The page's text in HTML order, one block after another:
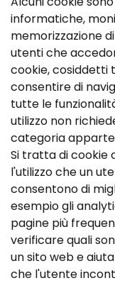
informatiche,
memorizzazione
utenti che
cookie, cosiddetti
consentire di
tutte le
utilizzo non
categoria
Si tratta di cookie
l'utilizzo che un
consentono di
esempio gli
pagine più
verificare quali
un sito web e
che l'utente